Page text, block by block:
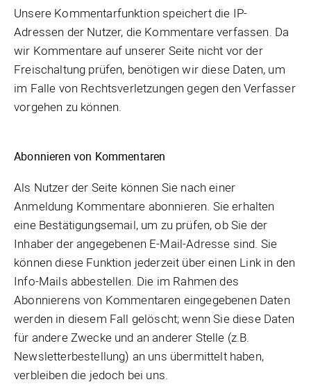
Unsere Kommentarfunktion speichert die IP-
Adressen der Nutzer, die Kommentare verfassen. Da
wir Kommentare auf unserer Seite nicht vor der
Freischaltung prüfen, benötigen wir diese Daten, um
im Falle von Rechtsverletzungen gegen den Verfasser
vorgehen zu können.
Abonnieren von Kommentaren
Als Nutzer der Seite können Sie nach einer
Anmeldung Kommentare abonnieren. Sie erhalten
eine Bestätigungsemail, um zu prüfen, ob Sie der
Inhaber der angegebenen E-Mail-Adresse sind. Sie
können diese Funktion jederzeit über einen Link in den
Info-Mails abbestellen. Die im Rahmen des
Abonnierens von Kommentaren eingegebenen Daten
werden in diesem Fall gelöscht; wenn Sie diese Daten
für andere Zwecke und an anderer Stelle (z.B.
Newsletterbestellung) an uns übermittelt haben,
verbleiben die jedoch bei uns.